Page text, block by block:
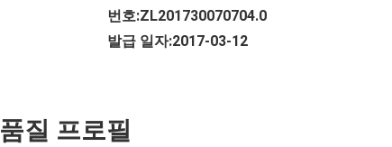
번호:ZL201730070704.0
발급 일자:2017-03-12
품질 프로필